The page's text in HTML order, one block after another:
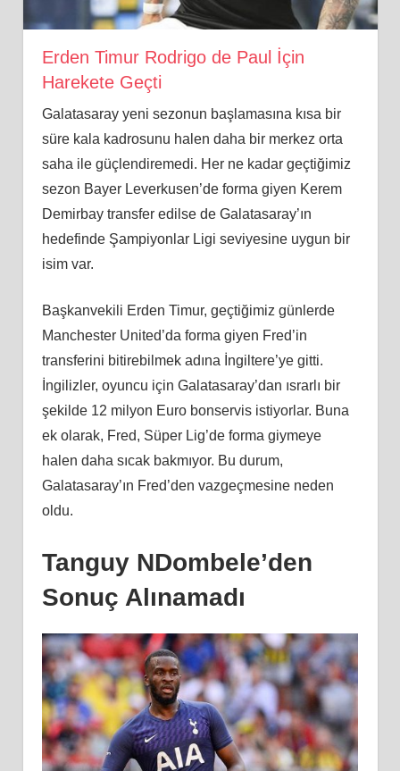
Erden Timur Rodrigo de Paul İçin
Harekete Geçti
Galatasaray yeni sezonun başlamasına kısa bir
süre kala kadrosunu halen daha bir merkez orta
saha ile güçlendiremedi. Her ne kadar geçtiğimiz
sezon Bayer Leverkusen’de forma giyen Kerem
Demirbay transfer edilse de Galatasaray’ın
hedefinde Şampiyonlar Ligi seviyesine uygun bir
isim var.
Başkanvekili Erden Timur, geçtiğimiz günlerde
Manchester United’da forma giyen Fred’in
transferini bitirebilmek adına İngiltere’ye gitti.
İngilizler, oyuncu için Galatasaray’dan ısrarlı bir
şekilde 12 milyon Euro bonservis istiyorlar. Buna
ek olarak, Fred, Süper Lig’de forma giymeye
halen daha sıcak bakmıyor. Bu durum,
Galatasaray’ın Fred’den vazgeçmesine neden
oldu.
Tanguy NDombele’den
Sonuç Alınamadı